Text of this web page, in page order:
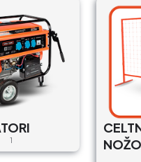
€15/Dienā, €150/Mēn.
Piegāde : ar
1